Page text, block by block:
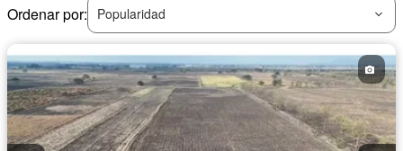
Ordenar por:
Popularidad